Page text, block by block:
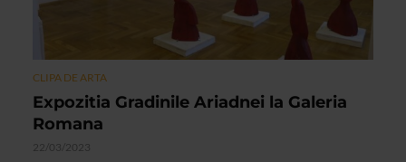
CLIPA DE ARTA
Expozitia Gradinile Ariadnei la Galeria
Romana
22/03/2023